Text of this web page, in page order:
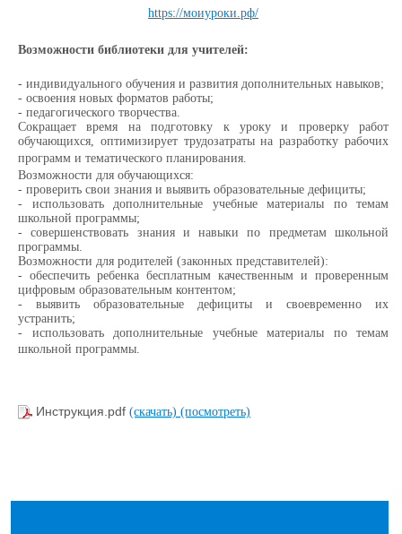
https://моиуроки.рф/
Возможности библиотеки для учителей:
- индивидуального обучения и развития дополнительных навыков;
- освоения новых форматов работы;
- педагогического творчества.
Сокращает время на подготовку к уроку и проверку работ
обучающихся, оптимизирует трудозатраты на разработку рабочих
программ и тематического планирования.
Возможности для обучающихся:
- проверить свои знания и выявить образовательные дефициты;
- использовать дополнительные учебные материалы по темам
школьной программы;
- совершенствовать знания и навыки по предметам школьной
программы.
Возможности для родителей (законных представителей):
- обеспечить ребенка бесплатным качественным и проверенным
цифровым образовательным контентом;
- выявить образовательные дефициты и своевременно их
устранить;
- использовать дополнительные учебные материалы по темам
школьной программы.
Инструкция.pdf (скачать) (посмотреть)